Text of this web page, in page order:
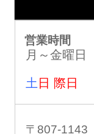
営業時間
月～金曜日
土 日 際日
〒807-1143